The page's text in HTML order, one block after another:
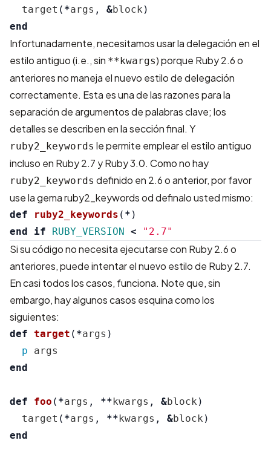
target ( *args , &block )
end
Infortunadamente, necesitamos usar la delegación en el
estilo antiguo (i.e., sin **kwargs) porque Ruby 2.6 o
anteriores no maneja el nuevo estilo de delegación
correctamente. Esta es una de las razones para la
separación de argumentos de palabras clave; los
detalles se describen en la sección final. Y
ruby2_keywords le permite emplear el estilo antiguo
incluso en Ruby 2.7 y Ruby 3.0. Como no hay
ruby2_keywords definido en 2.6 o anterior, por favor
use lagema ruby2_keywordsod definalo usted mismo:
def ruby2_keywords ( * )
end
if RUBY_VERSION < "2.7"
Si su código no necesita ejecutarse con Ruby 2.6 o
anteriores, puede intentar el nuevo estilo de Ruby 2.7.
En casi todos los casos, funciona. Note que, sin
embargo, hay algunos casos esquina como los
siguientes:
def target ( *args )
p
args
end
def foo ( *args , **kwargs , &block )
target ( *args , **kwargs , &block )
end